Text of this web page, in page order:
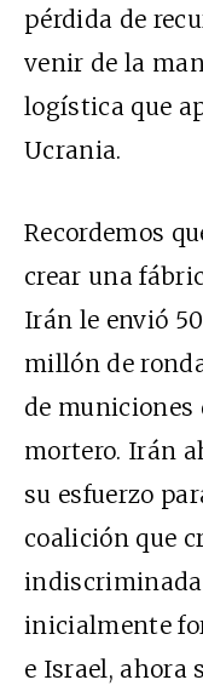
pérdida de
venir de la
logística que
Ucrania.
Recordemos
crear una
Irán le envió
millón de
de municiones
mortero. Irán
su esfuerzo
coalición que
inicialmente
e Israel, ahora